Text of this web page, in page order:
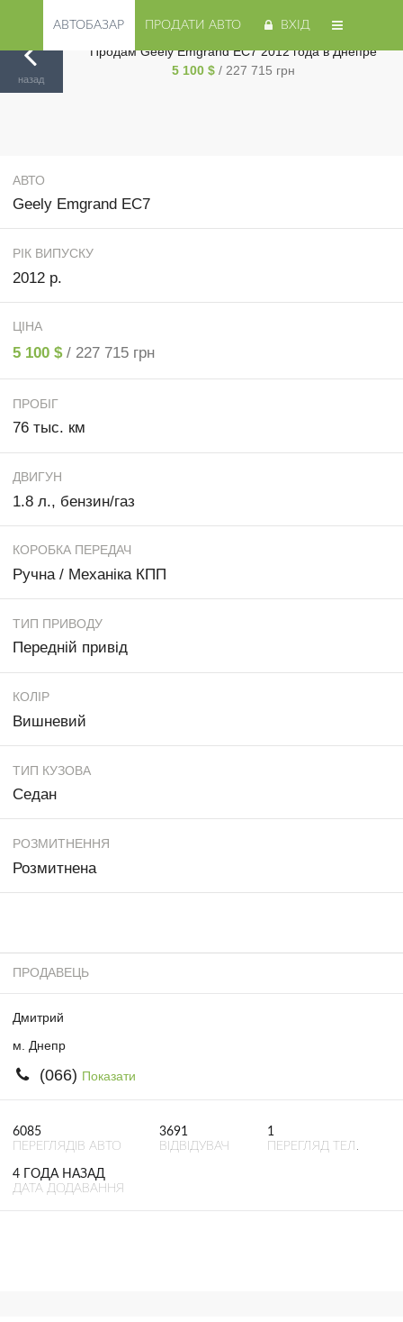
АВТОБАЗАР ПРОДАТИ АВТО ВХІД
Днепр/ Geely/ Emgrand EC7
назад
Продам Geely Emgrand EC7 2012 года в Днепре
5 100 $ / 227 715 грн
АВТО
Geely Emgrand EC7
РІК ВИПУСКУ
2012 р.
ЦІНА
5 100 $ / 227 715 грн
ПРОБІГ
76 тыс. км
ДВИГУН
1.8 л., бензин/газ
КОРОБКА ПЕРЕДАЧ
Ручна / Механіка КПП
ТИП ПРИВОДУ
Передній привід
КОЛІР
Вишневий
ТИП КУЗОВА
Седан
РОЗМИТНЕННЯ
Розмитнена
ПРОДАВЕЦЬ
Дмитрий
м. Днепр
(066) Показати
6085
ПЕРЕГЛЯДІВ АВТО
3691
ВІДВІДУВАЧ
1
ПЕРЕГЛЯД ТЕЛ.
4 ГОДА НАЗАД
ДАТА ДОДАВАННЯ